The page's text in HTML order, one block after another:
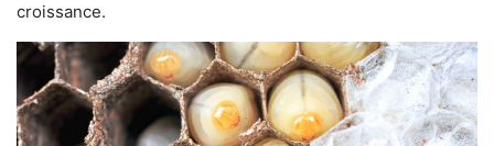
croissance.